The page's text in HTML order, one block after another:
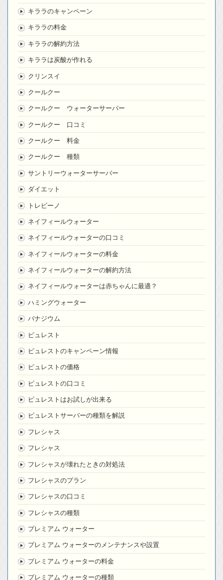
キララのキャンペーン
キララの料金
キララの解約方法
キララは炭酸が作れる
クリンスイ
クールクー
クールクー ウォーターサーバー
クールクー 口コミ
クールクー 料金
クールクー 種類
サントリーウォーターサーバー
ダイエット
トレビーノ
ネイフィールウォーター
ネイフィールウォーターの口コミ
ネイフィールウォーターの料金
ネイフィールウォーターの解約方法
ネイフィールウォーターは赤ちゃんに最適？
ハミングウォーター
バナジウム
ピュレスト
ピュレストのキャンペーン情報
ピュレストの価格
ピュレストの口コミ
ピュレストはお試しが出来る
ピュレストサーバーの種類を解説
フレシャス
フレシャス
フレシャスが壊れたときの対処法
フレシャスのプラン
フレシャスの口コミ
フレシャスの種類
プレミアム ウォーター
プレミアム ウォーターのメンテナンスや設置
プレミアム ウォーターの料金
プレミアム ウォーターの種類